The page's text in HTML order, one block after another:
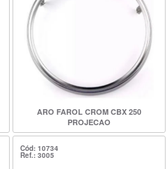
ARO FAROL CROM CBX 250
PROJECAO
Cód: 10734
Ref.: 3005